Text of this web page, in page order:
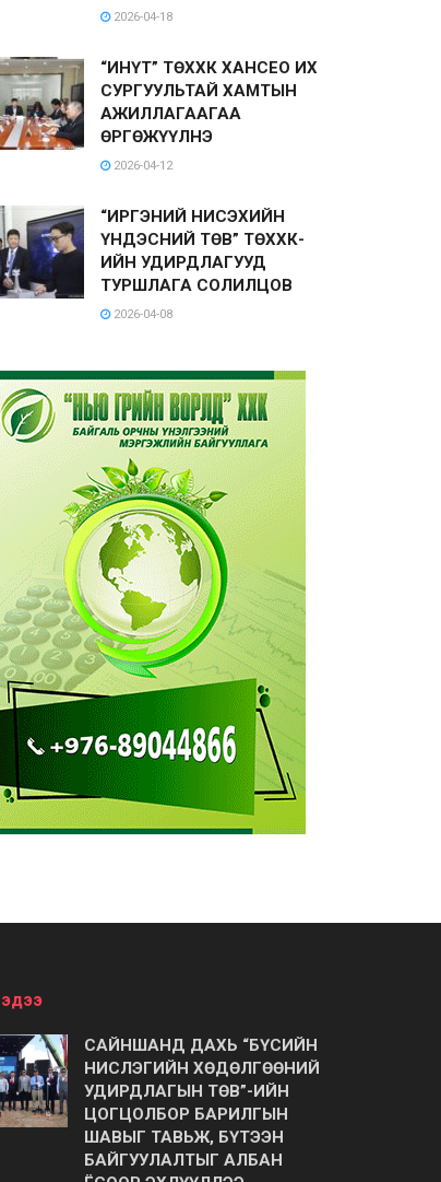
2026-04-18
“ИНҮТ” ТӨХХК ХАНСЕО ИХ
СУРГУУЛЬТАЙ ХАМТЫН
АЖИЛЛАГААГАА
ӨРГӨЖҮҮЛНЭ
2026-04-12
“ИРГЭНИЙ НИСЭХИЙН
ҮНДЭСНИЙ ТӨВ” ТӨХХК-
ИЙН УДИРДЛАГУУД
ТУРШЛАГА СОЛИЛЦОВ
2026-04-08
САЙНШАНД ДАХЬ “БҮСИЙН
НИСЛЭГИЙН ХӨДӨЛГӨӨНИЙ
УДИРДЛАГЫН ТӨВ”-ИЙН
ЦОГЦОЛБОР БАРИЛГЫН
ШАВЫГ ТАВЬЖ, БҮТЭЭН
БАЙГУУЛАЛТЫГ АЛБАН